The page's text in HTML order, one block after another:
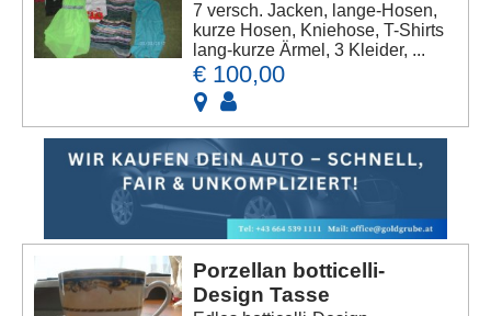
7 versch. Jacken, lange-Hosen,
kurze Hosen, Kniehose, T-Shirts
lang-kurze Ärmel, 3 Kleider, ...
€ 100,00
Porzellan botticelli-
Design Tasse